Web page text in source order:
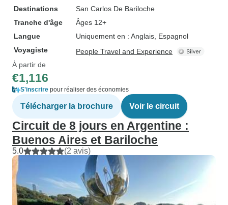
Destinations
San Carlos De Bariloche
Tranche d'âge
Âges 12+
Langue
Uniquement en : Anglais, Espagnol
Voyagiste
People Travel and Experience
À partir de
€1,116
S'inscrire pour réaliser des économies
Télécharger la brochure Voir le circuit
Circuit de 8 jours en Argentine :
Buenos Aires et Bariloche
5.0 (2 avis)